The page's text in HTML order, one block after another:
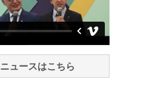
ニュースはこちら